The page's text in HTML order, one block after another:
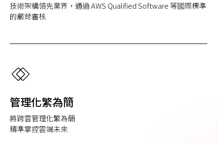
技術架構領先業界，通過 AWS Qualified Software 等國際標準
的嚴苛審核
管理化繁為簡
將跨雲管理化繁為簡
精準掌控雲端未來